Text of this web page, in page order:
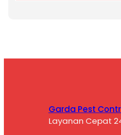
Garda Pest
Layanan Cepat